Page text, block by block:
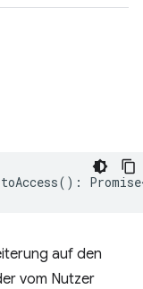
() :
auf den
vom Nutzer